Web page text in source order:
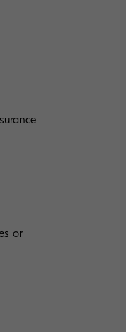
or